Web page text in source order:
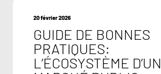
20 février 2026
GUIDE DE BONNES
PRATIQUES:
L’ÉCOSYSTÈME D’UN